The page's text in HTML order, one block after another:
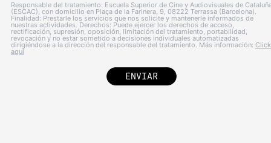
Responsable del tratamiento: Escuela Superior de Cine y Audiovisuales de
(ESCAC), con domicilio en Plaça de la Farinera, 9, 08222 Terrassa (Barcelona).
Finalidad: Prestarle los servicios que nos solicite y mantenerle informados de
nuestras actividades. Derechos: Puede ejercer los derechos de acceso,
rectificación, supresión, oposición, limitación del tratamiento, portabilidad,
revocación y no estar sometido a decisiones individuales automatizadas
dirigiéndose a la dirección del responsable del tratamiento. Más información: Click
aquí
ENVIAR